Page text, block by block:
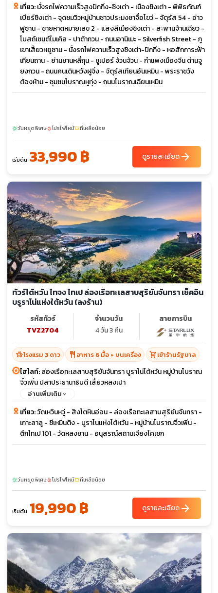
เที่ยว:นั่งรถไฟความเร็วสูงปักกิ่ง-ชิงเต่า - เมืองชิงเต่า - พิพิธภัณฑ์
เบียร์ชิงเต่า - จุดชมวิวหมู่บ้านชาวประมงซาจื่อโขว่ - จัตุรัส 54 - อ่าว
ฟูซาน - ชายหาดหมายเลข 2 - แสงสีเมืองชิงเต่า - สะพานจ้านเฉียว -
โบสถ์เซนต์ไมเคิล - ปาต้ากวน - ถนนอานิเมะ - Silverfish Street - ภู
เขาเสี้ยวหยูซาน - นั่งรถไฟความเร็วสูงชิงเต่า-ปักกิ่ง - หอสักการะฟ้า
เทียนถาน - ย่านซานหลี่ถุน - ซูเปอร์ จ้วนจ้วน - กำแพงเมืองจีน ด่านจู
ยงกวน - ถนนคนเดินหวังฝูจิ่ง - จัตุรัสเทียนอันเหมิน - พระราชวัง
ต้องห้าม - ชุมชนโบราณหูทุ่ง - ถนนโบราณเฉียนเหมิน
sunnyวันหยุดพิเศษlocal_fire_departmentโปรไฟไหม้confirmation_numberที่เหลือน้อย
เริ่มต้น 33,990 ฿ ดูรายละเอียดarrow_forward
ทัวร์ไต้หวัน ไทจง ไทเป ล่องเรือทะเลสาบสุริยันจันทรา เช็คอิน
บรูราโน่แห่งใต้หวัน (ลงร้าน)
รหัสทัวร์
TVZ2704
จำนวนวัน
4 วัน 3 คืน
สายการบิน
hotel_classโรงแรม 3 ดาว restaurant อาหาร 6 มื้อ + บนเครื่อง shopping_cartเข้าร้านรัฐบาล
ไฮไลท์:ล่องเรือทะเลสาบสุริยันจันทรา บูราโน่ไต้หวัน หมู่บ้านโบราณ
จิ๋วเพิ่น ปลาประธานาธิบดี เสี่ยวหลงเปา
อ่านเพิ่มเติม
เที่ยว:วัดเหวินหวู่ - สิงโตหินอ่อน - ล่องเรือทะเลสาบสุริยันจันทรา -
เกาะลาลู - ซีเหมินติง - บูราโนแห่งไต้หวัน - หมู่บ้านโบราณจิ๋วเพิ่น -
ตึกไทเป 101 - วัดหลงซาน - อนุสรณ์สถานเจียงไคเชก
sunnyวันหยุดพิเศษlocal_fire_departmentโปรไฟไหม้confirmation_numberที่เหลือน้อย
เริ่มต้น 19,990 ฿ ดูรายละเอียดarrow_forward